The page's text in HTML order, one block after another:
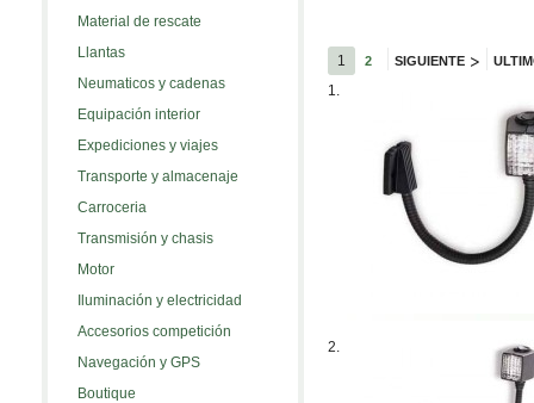
Material de rescate
Llantas
Neumaticos y cadenas
Equipación interior
Expediciones y viajes
Transporte y almacenaje
Carroceria
Transmisión y chasis
Motor
Iluminación y electricidad
Accesorios competición
Navegación y GPS
Boutique
1 2 SIGUIENTE >
1.
2.